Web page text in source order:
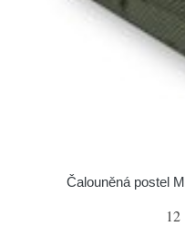
Čalouněná postel